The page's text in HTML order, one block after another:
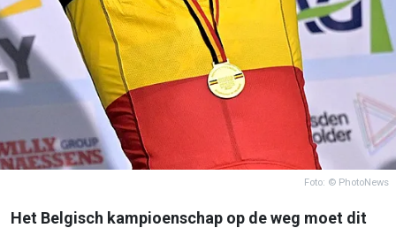
Foto: © PhotoNews
Het Belgisch kampioenschap op de weg moet dit